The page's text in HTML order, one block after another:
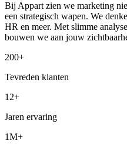
Bij Appart zien we marketing
een strategisch wapen. We
HR en meer. Met slimme
bouwen we aan jouw
200+
Tevreden klanten
12+
Jaren ervaring
1M+